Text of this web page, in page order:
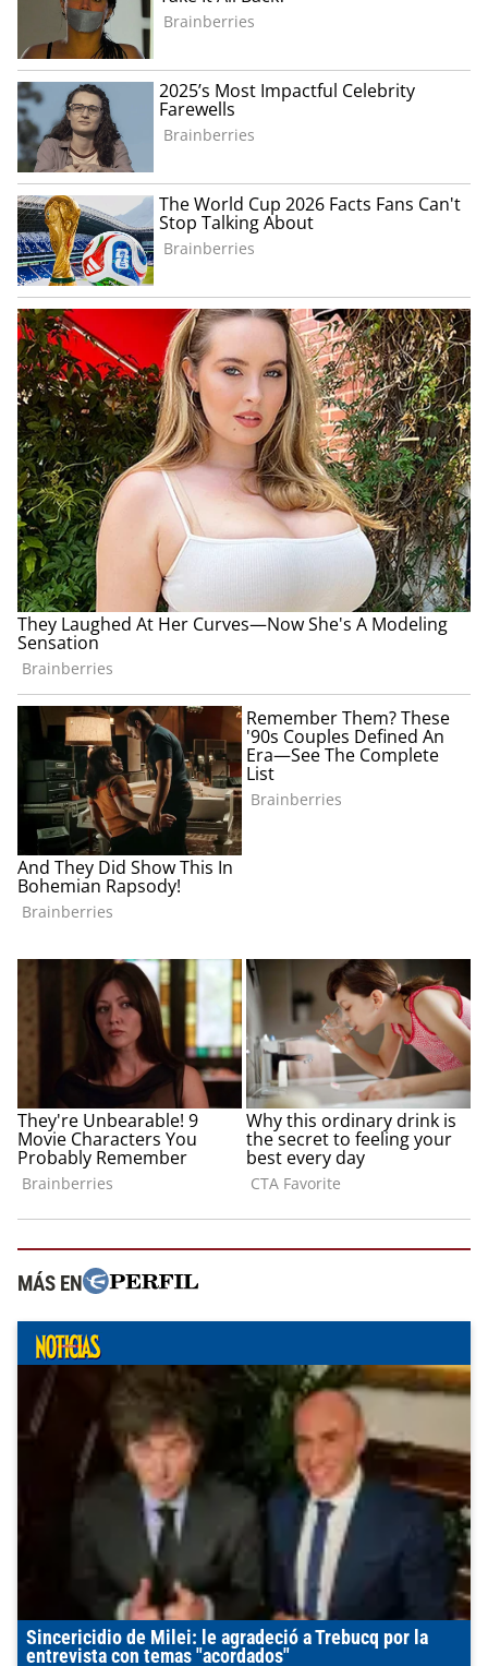
MÁS EN
Sincericidio de Milei: le agradeció a Trebucq por la
entrevista con temas "acordados"